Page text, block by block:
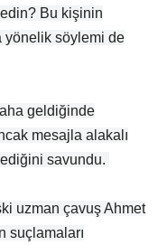
Bu kişinin
yönelik söylemi de
geldiğinde
mesajla alakalı
savundu.
uzman çavuş Ahmet
suçlamaları